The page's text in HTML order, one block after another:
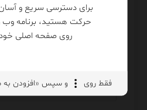
برای دسترسی سریع و
حرکت هستید، برنامه وب
روی صفحه اصلی
فقط روی و سپس «افزودن به